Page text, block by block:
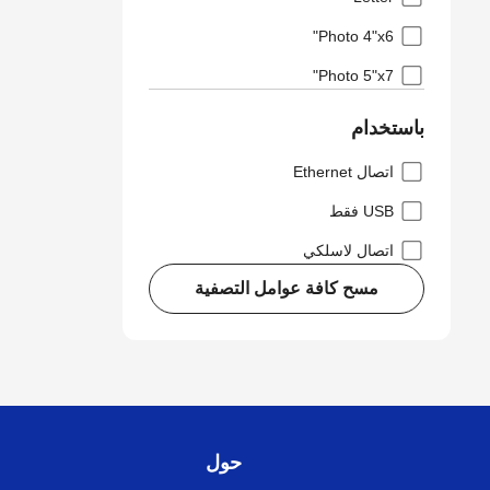
Photo 4"x6"
Photo 5"x7"
باستخدام
اتصال Ethernet
USB فقط
اتصال لاسلكي
مسح كافة عوامل التصفية
حول